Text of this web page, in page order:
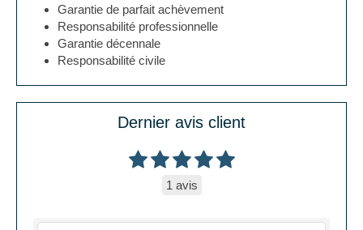
Garantie de parfait achèvement
Responsabilité professionnelle
Garantie décennale
Responsabilité civile
Dernier avis client
1 avis